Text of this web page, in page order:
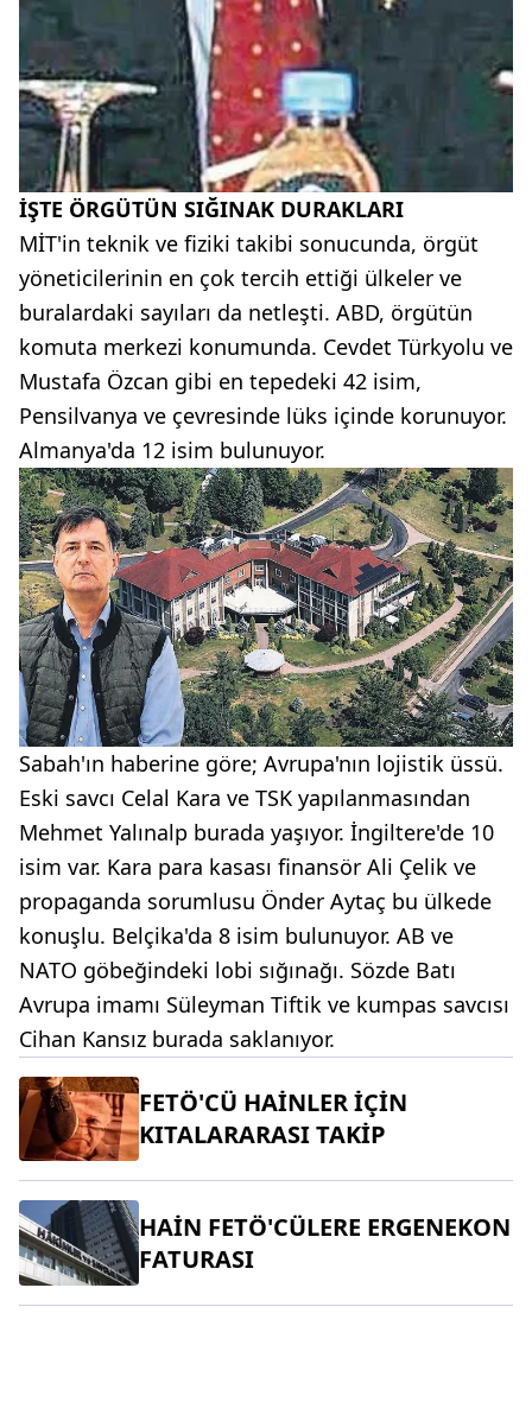
İŞTE ÖRGÜTÜN SIĞINAK DURAKLARI
MİT'in teknik ve fiziki takibi sonucunda, örgüt
yöneticilerinin en çok tercih ettiği ülkeler ve
buralardaki sayıları da netleşti. ABD, örgütün
komuta merkezi konumunda. Cevdet Türkyolu ve
Mustafa Özcan gibi en tepedeki 42 isim,
Pensilvanya ve çevresinde lüks içinde korunuyor.
Almanya'da 12 isim bulunuyor.
Sabah'ın haberine göre; Avrupa'nın lojistik üssü.
Eski savcı Celal Kara ve TSK yapılanmasından
Mehmet Yalınalp burada yaşıyor. İngiltere'de 10
isim var. Kara para kasası finansör Ali Çelik ve
propaganda sorumlusu Önder Aytaç bu ülkede
konuşlu. Belçika'da 8 isim bulunuyor. AB ve
NATO göbeğindeki lobi sığınağı. Sözde Batı
Avrupa imamı Süleyman Tiftik ve kumpas savcısı
Cihan Kansız burada saklanıyor.
FETÖ'CÜ HAİNLER İÇİN
KITALARARASI TAKİP
HAİN FETÖ'CÜLERE ERGENEKON
FATURASI